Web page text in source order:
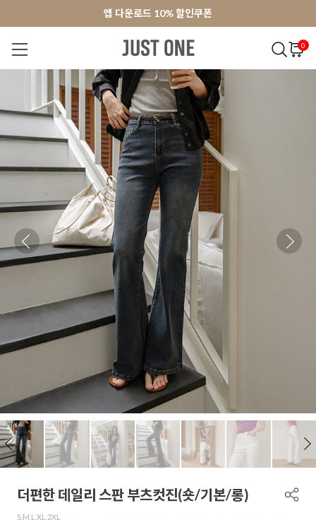
앱 다운로드 10% 할인쿠폰
회원가입 쿠폰 3000원
앱 다운로드 10% 할인쿠폰
회원가입 쿠폰 3000원
0
BEST 오늘출발 MADE . J 상의
더편한 데일리 스판 부츠컷진(숏/기본/롱)
S,M,L,XL,2XL